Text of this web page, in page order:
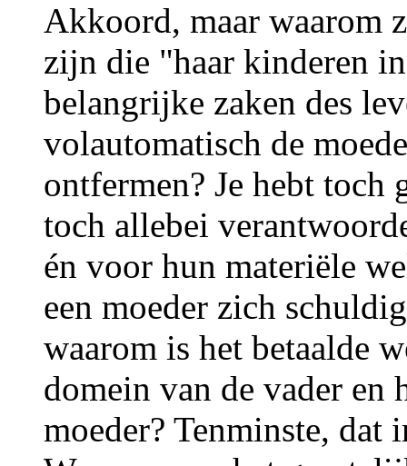
Akkoord, maar waarom
zijn die "haar kinderen
belangrijke zaken des
volautomatisch de
ontfermen? Je hebt toch
toch allebei
én voor hun materiële
een moeder zich
waarom is het betaalde
domein van de vader en
moeder? Tenminste, dat